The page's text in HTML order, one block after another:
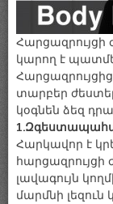
Հարցազրույցի
կարող է
տարբեր
կօգնեն ձեզ
Հարկավոր է
լավագույն
մարմնի